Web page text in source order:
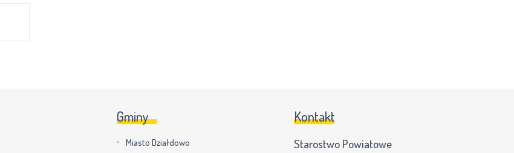
Gminy
Miasto Działdowo
Kontakt
Starostwo Powiatowe